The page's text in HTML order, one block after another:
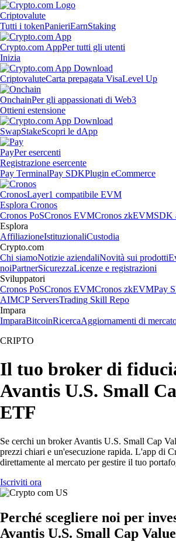
Criptovalute
Tutti i tokenPanieriEarnStaking
Crypto.com AppPer tutti gli utenti
Inizia
CriptovaluteCarta prepagata VisaLevel Up
OnchainPer gli appassionati di Web3
Ottieni estensione
SwapStakeScopri le dApp
PayPer esercenti
Registrazione esercente
Pay TerminalPay SDKPlugin eCommerce
CronosLayer1 compatibile EVM
Esplora Cronos
Cronos PoSCronos EVMCronos zkEVMSDK
Esplora
AffiliazioneIstituzionaliCustodia
Crypto.com
Chi siamoNotizie aziendaliNovità sui prodotti
noiPartnerSicurezzaLicenze e registrazioni
Sviluppatori
Cronos PoSCronos EVMCronos zkEVMPay
AIMCP ServersTrading Skill Repo
Impara
ImparaBitcoinRicercaAggiornamenti di
CRIPTO
Il tuo broker di
Avantis U.S. Small
ETF
Se cerchi un broker Avantis U.S. Small Cap
prezzi chiari e un'esecuzione rapida. L'app di
direttamente al mercato per gestire il tuo
Iscriviti ora
Perché scegliere noi per
Avantis U.S. Small Cap